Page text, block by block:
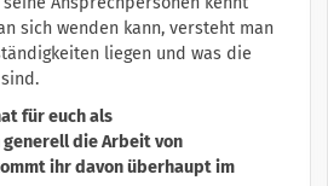
sich wenden kann, versteht man
liegen und was die
für euch als
die Arbeit von
ihr davon überhaupt im